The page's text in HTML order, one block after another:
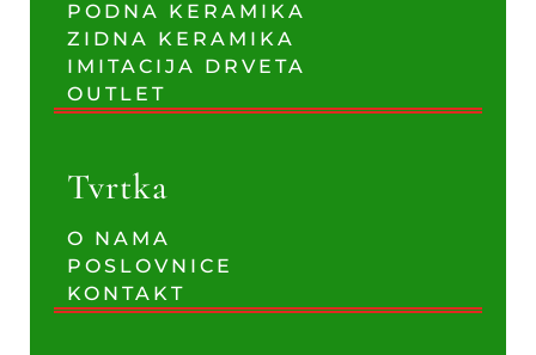
PODNA KERAMIKA
ZIDNA KERAMIKA
IMITACIJA DRVETA
OUTLET
Tvrtka
O NAMA
POSLOVNICE
KONTAKT